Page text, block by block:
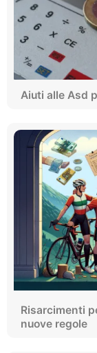
Aiuti alle Asd
Risarcimenti
nuove regole